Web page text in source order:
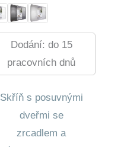
Dodání: do 15
pracovních dnů
Skříň s posuvnými
dveřmi se
zrcadlem a